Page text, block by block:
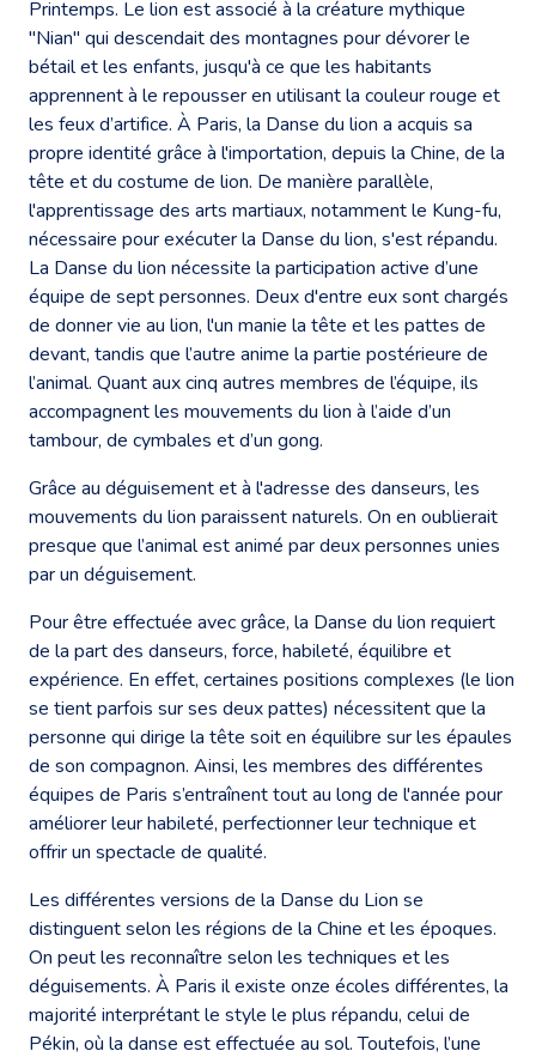
Printemps. Le lion est associé à la créature mythique
"Nian" qui descendait des montagnes pour dévorer le
bétail et les enfants, jusqu'à ce que les habitants
apprennent à le repousser en utilisant la couleur rouge et
les feux d’artifice. À Paris, la Danse du lion a acquis sa
propre identité grâce à l'importation, depuis la Chine, de la
tête et du costume de lion. De manière parallèle,
l'apprentissage des arts martiaux, notamment le Kung-fu,
nécessaire pour exécuter la Danse du lion, s'est répandu.
La Danse du lion nécessite la participation active d’une
équipe de sept personnes. Deux d'entre eux sont chargés
de donner vie au lion, l'un manie la tête et les pattes de
devant, tandis que l’autre anime la partie postérieure de
l’animal. Quant aux cinq autres membres de l’équipe, ils
accompagnent les mouvements du lion à l’aide d’un
tambour, de cymbales et d’un gong.
Grâce au déguisement et à l'adresse des danseurs, les
mouvements du lion paraissent naturels. On en oublierait
presque que l’animal est animé par deux personnes unies
par un déguisement.
Pour être effectuée avec grâce, la Danse du lion requiert
de la part des danseurs, force, habileté, équilibre et
expérience. En effet, certaines positions complexes (le lion
se tient parfois sur ses deux pattes) nécessitent que la
personne qui dirige la tête soit en équilibre sur les épaules
de son compagnon. Ainsi, les membres des différentes
équipes de Paris s’entraînent tout au long de l'année pour
améliorer leur habileté, perfectionner leur technique et
offrir un spectacle de qualité.
Les différentes versions de la Danse du Lion se
distinguent selon les régions de la Chine et les époques.
On peut les reconnaître selon les techniques et les
déguisements. À Paris il existe onze écoles différentes, la
majorité interprétant le style le plus répandu, celui de
Pékin, où la danse est effectuée au sol. Toutefois, l’une